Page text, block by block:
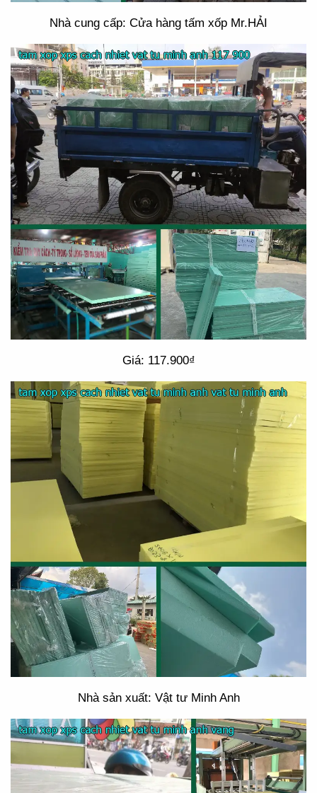
Nhà cung cấp: Cửa hàng tấm xốp Mr.HẢI
Giá: 117.900₫
Nhà sản xuất: Vật tư Minh Anh